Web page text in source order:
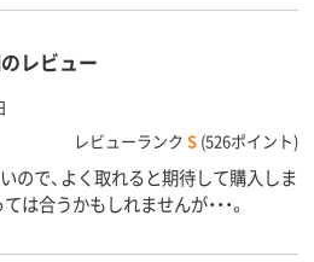
レビュー
レビューランク S (526ポイント)
いので、よく取れると期待して購入しま
合うかもしれませんが・・・。